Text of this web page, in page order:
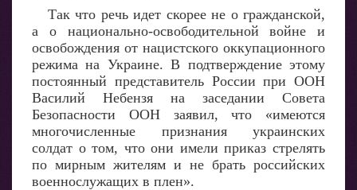
Так что речь идет скорее не о гражданской,
а о национально-освободительной войне и
освобождения от нацистского оккупационного
режима на Украине. В подтверждение этому
постоянный представитель России при ООН
Василий Небензя на заседании Совета
Безопасности ООН заявил, что «имеются
многочисленные признания украинских
солдат о том, что они имели приказ стрелять
по мирным жителям и не брать российских
военнослужащих в плен».